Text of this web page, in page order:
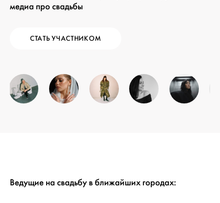
медиа про свадьбы
СТАТЬ УЧАСТНИКОМ
Ведущие на свадьбу в ближайших городах: